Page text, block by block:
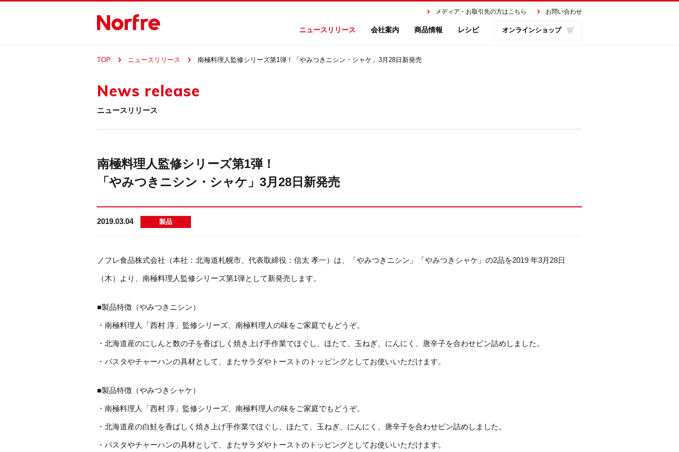
ニュースリリース 会社案内 商品情報 レシピ
お問い合わせ
オンラインショップ
メディア・お取引先の方はこちら
TOP ニュースリリース 南極料理人監修シリーズ第1弾！「やみつきニシン・シャケ」3月28日新発売
News release
ニュースリリース
南極料理人監修シリーズ第1弾！
「やみつきニシン・シャケ」3月28日新発売
2019.03.04 製品
ノフレ食品株式会社（本社：北海道札幌市、代表取締役：信太 孝一）は、「やみつきニシン」「やみつきシャケ」の2品を2019 年3月28日
（木）より、南極料理人監修シリーズ第1弾として新発売します。
■製品特徴（やみつきニシン）
・南極料理人「西村 淳」監修シリーズ、南極料理人の味をご家庭でもどうぞ。
・北海道産のにしんと数の子を香ばしく焼き上げ手作業でほぐし、ほたて、玉ねぎ、にんにく、唐辛子を合わせビン詰めしました。
・パスタやチャーハンの具材として、またサラダやトーストのトッピングとしてお使いいただけます。
■製品特徴（やみつきシャケ）
・南極料理人「西村 淳」監修シリーズ、南極料理人の味をご家庭でもどうぞ。
・北海道産の白鮭を香ばしく焼き上げ手作業でほぐし、ほたて、玉ねぎ、にんにく、唐辛子を合わせビン詰めしました。
・パスタやチャーハンの具材として、またサラダやトーストのトッピングとしてお使いいただけます。